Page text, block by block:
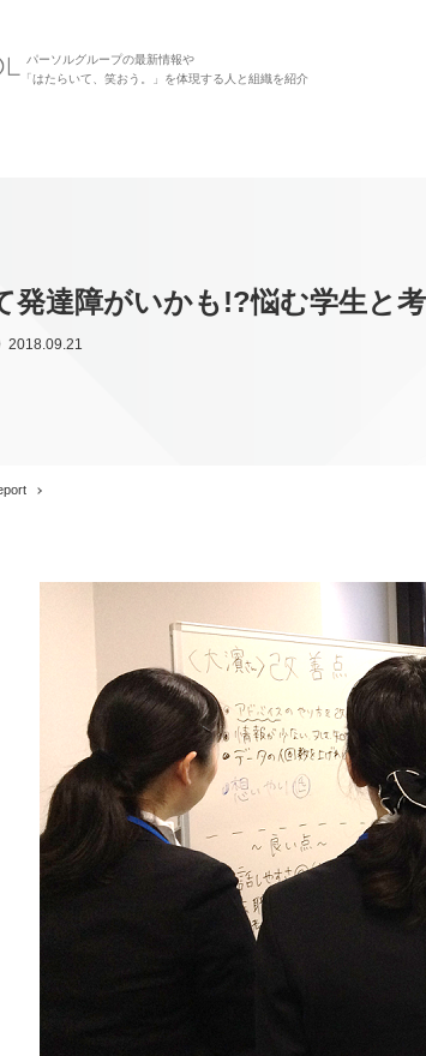
パーソルグループの最新情報や
「はたらいて、笑おう。」を体現する人と組織を紹介
発達障がいかも!?悩む学生と
2018.09.21